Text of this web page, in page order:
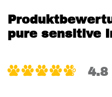
pure sensitive
4.8